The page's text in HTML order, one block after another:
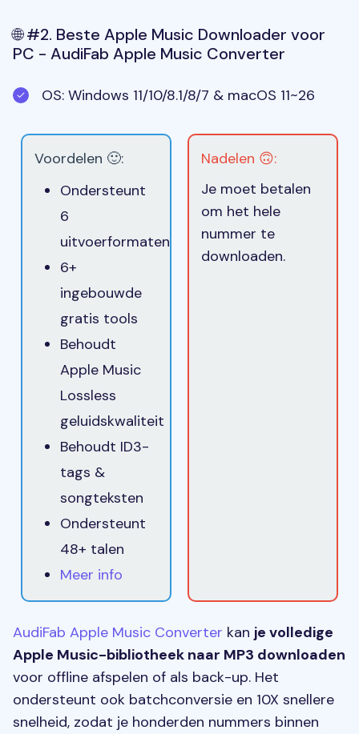
🌐 #2. Beste Apple Music Downloader voor
PC - AudiFab Apple Music Converter
OS: Windows 11/10/8.1/8/7 & macOS 11~26
Voordelen 🙂:
Ondersteunt
6
uitvoerformaten
6+
ingebouwde
gratis tools
Behoudt
Apple Music
Lossless
geluidskwaliteit
Behoudt ID3-
tags &
songteksten
Ondersteunt
48+ talen
Meer info
Nadelen 🙃:
Je moet betalen
om het hele
nummer te
downloaden.
AudiFab Apple Music Converter kan je volledige
Apple Music-bibliotheek naar MP3 downloaden
voor offline afspelen of als back-up. Het
ondersteunt ook batchconversie en 10X snellere
snelheid, zodat je honderden nummers binnen